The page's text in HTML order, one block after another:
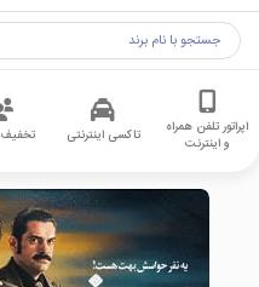
اپراتور تلفن همراه
و اینترنت
تاکسی اینترنتی